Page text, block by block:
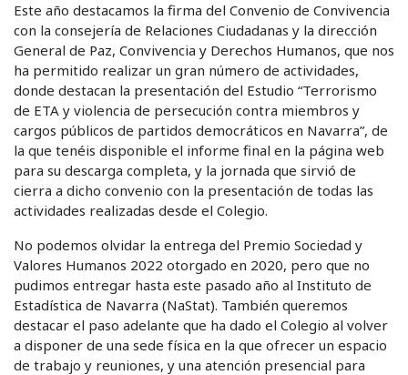
Este año destacamos la firma del Convenio de Convivencia
con la consejería de Relaciones Ciudadanas y la dirección
General de Paz, Convivencia y Derechos Humanos, que nos
ha permitido realizar un gran número de actividades,
donde destacan la presentación del Estudio “Terrorismo
de ETA y violencia de persecución contra miembros y
cargos públicos de partidos democráticos en Navarra”, de
la que tenéis disponible el informe final en la página web
para su descarga completa, y la jornada que sirvió de
cierra a dicho convenio con la presentación de todas las
actividades realizadas desde el Colegio.
No podemos olvidar la entrega del Premio Sociedad y
Valores Humanos 2022 otorgado en 2020, pero que no
pudimos entregar hasta este pasado año al Instituto de
Estadística de Navarra (NaStat). También queremos
destacar el paso adelante que ha dado el Colegio al volver
a disponer de una sede física en la que ofrecer un espacio
de trabajo y reuniones, y una atención presencial para